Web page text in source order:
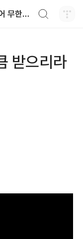
aaidee, 아이디의 아이디어 무한도전
받으리라